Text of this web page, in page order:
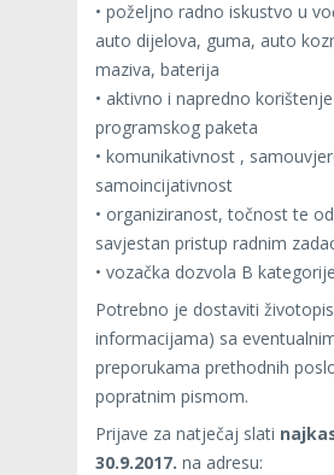
• poželjno radno iskustvo u
auto dijelova, guma, auto
maziva, baterija
• aktivno i napredno
programskog paketa
• komunikativnost ,
samoincijativnost
• organiziranost, točnost te
savjestan pristup radnim
• vozačka dozvola B kategorije
Potrebno je dostaviti
informacijama) sa
preporukama prethodnih
popratnim pismom.
Prijave za natječaj slati
30.9.2017. na adresu: